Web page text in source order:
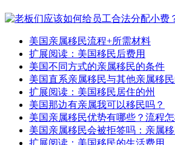
美国亲属移民流程+所需材料
扩展阅读：美国移民后费用
美国不同方式的亲属移民的条件
美国直系亲属移民与其他亲属移
扩展阅读：美国移民居住的州
美国那边有亲属我可以移民吗？
美国亲属移民优势有哪些？流程怎
美国亲属移民会被拒签吗：亲属